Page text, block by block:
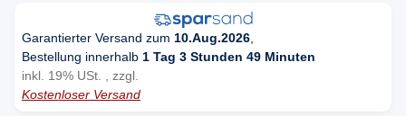
Garantierter Versand zum 10.Aug.2026
Bestellung innerhalb 1 Tag 3 Stunden 49 Minuten
inkl. 19% USt. , zzgl.
Kostenloser Versand